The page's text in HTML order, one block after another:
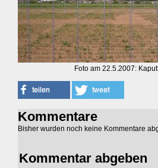
Foto am 22.5.2007:
Kommentare
Bisher wurden noch keine Kommentare
Kommentar abgeben